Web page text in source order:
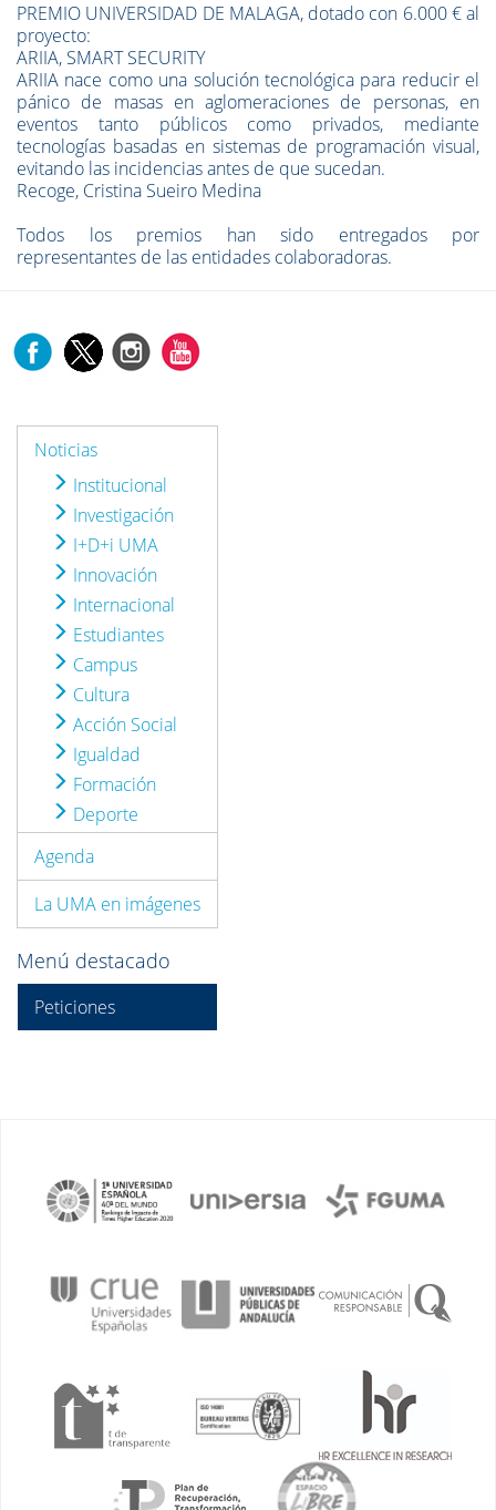
PREMIO UNIVERSIDAD DE MALAGA, dotado con 6.000 € al
proyecto:
ARIIA, SMART SECURITY
ARIIA nace como una solución tecnológica para reducir el
pánico de masas en aglomeraciones de personas, en
eventos tanto públicos como privados, mediante
tecnologías basadas en sistemas de programación visual,
evitando las incidencias antes de que sucedan.
Recoge, Cristina Sueiro Medina
Todos los premios han sido entregados por
representantes de las entidades colaboradoras.
Noticias
Institucional
Investigación
I+D+i UMA
Innovación
Internacional
Estudiantes
Campus
Cultura
Acción Social
Igualdad
Formación
Deporte
Agenda
La UMA en imágenes
Menú destacado
Peticiones